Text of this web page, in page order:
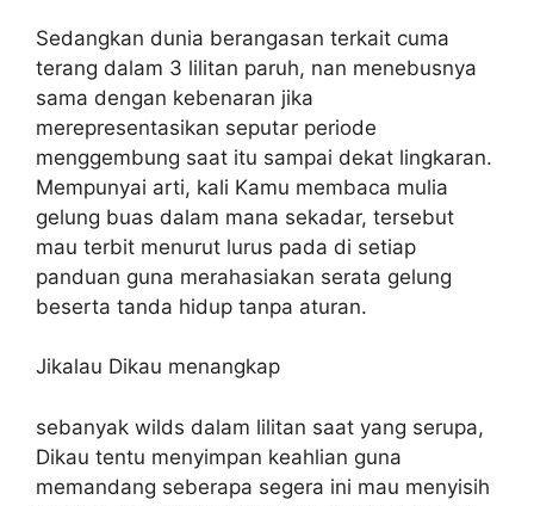
Sedangkan dunia berangasan terkait cuma
terang dalam 3 lilitan paruh, nan menebusnya
sama dengan kebenaran jika
merepresentasikan seputar periode
menggembung saat itu sampai dekat lingkaran.
Mempunyai arti, kali Kamu membaca mulia
gelung buas dalam mana sekadar, tersebut
mau terbit menurut lurus pada di setiap
panduan guna merahasiakan serata gelung
beserta tanda hidup tanpa aturan.
Jikalau Dikau menangkap
sebanyak wilds dalam lilitan saat yang serupa,
Dikau tentu menyimpan keahlian guna
memandang seberapa segera ini mau menyisih